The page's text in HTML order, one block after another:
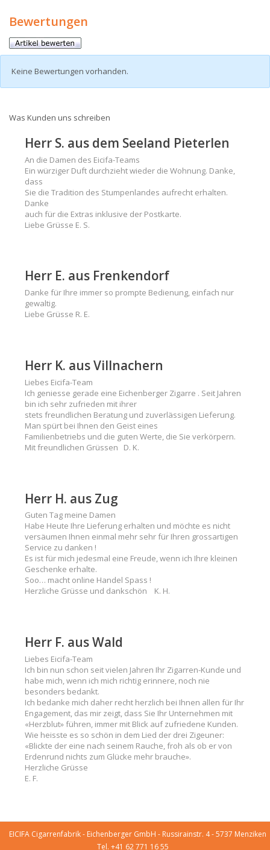
Bewertungen
Keine Bewertungen vorhanden.
Was Kunden uns schreiben
Herr S. aus dem Seeland Pieterlen
An die Damen des Eicifa-Teams
Ein würziger Duft durchzieht wieder die Wohnung. Danke,
dass
Sie die Tradition des Stumpenlandes aufrecht erhalten.
Danke
auch für die Extras inklusive der Postkarte.
Liebe Grüsse E. S.
Herr E. aus Frenkendorf
Danke für Ihre immer so prompte Bedienung, einfach nur
gewaltig.
Liebe Grüsse R. E.
Herr K. aus Villnachern
Liebes Eicifa-Team
Ich geniesse gerade eine Eichenberger Zigarre . Seit Jahren
bin ich sehr zufrieden mit ihrer
stets freundlichen Beratung und zuverlässigen Lieferung.
Man spürt bei Ihnen den Geist eines
Familienbetriebs und die guten Werte, die Sie verkörpern.
Mit freundlichen Grüssen D. K.
Herr H. aus Zug
Guten Tag meine Damen
Habe Heute Ihre Lieferung erhalten und möchte es nicht
versäumen Ihnen einmal mehr sehr für Ihren grossartigen
Service zu danken !
Es ist für mich jedesmal eine Freude, wenn ich Ihre kleinen
Geschenke erhalte.
Soo… macht online Handel Spass !
Herzliche Grüsse und dankschön K. H.
Herr F. aus Wald
Liebes Eicifa-Team
Ich bin nun schon seit vielen Jahren Ihr Zigarren-Kunde und
habe mich, wenn ich mich richtig erinnere, noch nie
besonders bedankt.
Ich bedanke mich daher recht herzlich bei Ihnen allen für Ihr
Engagement, das mir zeigt, dass Sie Ihr Unternehmen mit
«Herzblut» führen, immer mit Blick auf zufriedene Kunden.
Wie heisste es so schön in dem Lied der drei Zigeuner:
«Blickte der eine nach seinem Rauche, froh als ob er von
Erdenrund nichts zum Glücke mehr brauche».
Herzliche Grüsse
E. F.
EICIFA Cigarrenfabrik - Eichenberger GmbH - Russirainstr. 4 - 5737 Menziken
Tel. +41 62 771 16 55